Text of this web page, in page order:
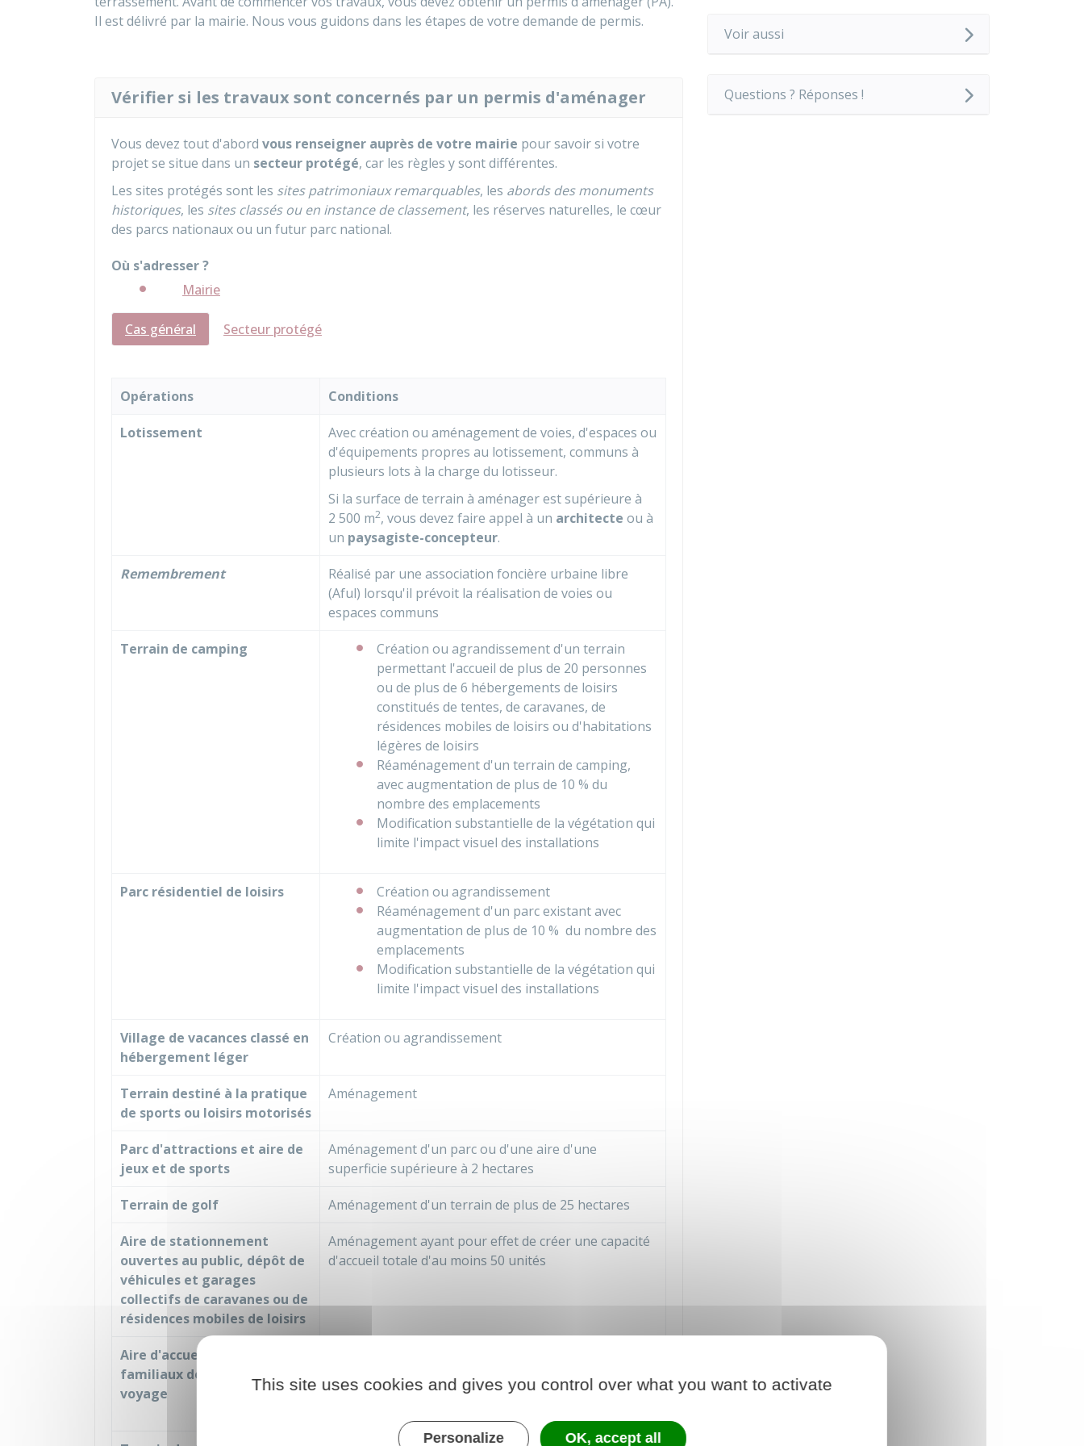
Il est délivré par la mairie. Nous vous guidons dans les étapes de votre demande de permis.
Vérifier si les travaux sont concernés par un permis d'aménager
Vous devez tout d'abord vous renseigner auprès de votre mairie pour savoir si votre
projet se situe dans un secteur protégé, car les règles y sont différentes.
Les sites protégés sont les sites patrimoniaux remarquables, les abords des monuments
historiques, les sites classés ou en instance de classement, les réserves naturelles, le cœur
des parcs nationaux ou un futur parc national.
Où s'adresser ?
Mairie
Cas général Secteur protégé
Opérations Conditions
Lotissement
Avec création ou aménagement de voies, d'espaces ou
d'équipements propres au lotissement, communs à
plusieurs lots à la charge du lotisseur.
Si la surface de terrain à aménager est supérieure à
2 500 m2, vous devez faire appel à un architecte ou à
un paysagiste-concepteur.
Remembrement
Réalisé par une association foncière urbaine libre
(Aful) lorsqu'il prévoit la réalisation de voies ou
espaces communs
Terrain de camping
Création ou agrandissement d'un terrain
permettant l'accueil de plus de 20 personnes
ou de plus de 6 hébergements de loisirs
constitués de tentes, de caravanes, de
résidences mobiles de loisirs ou d'habitations
légères de loisirs
Réaménagement d'un terrain de camping,
avec augmentation de plus de 10 % du
nombre des emplacements
Modification substantielle de la végétation qui
limite l'impact visuel des installations
Parc résidentiel de loisirs
Création ou agrandissement
Réaménagement d'un parc existant avec
augmentation de plus de 10 % du nombre des
emplacements
Modification substantielle de la végétation qui
limite l'impact visuel des installations
Village de vacances classé en
hébergement léger
Création ou agrandissement
Terrain destiné à la pratique
de sports ou loisirs motorisés
Aménagement
Parc d'attractions et aire de
jeux et de sports
Aménagement d'un parc ou d'une aire d'une
superficie supérieure à 2 hectares
Terrain de golf Aménagement d'un terrain de plus de 25 hectares
Aire de stationnement
ouvertes au public, dépôt de
véhicules et garages
collectifs de caravanes ou de
résidences mobiles de loisirs
Aménagement ayant pour effet de créer une capacité
d'accueil totale d'au moins 50 unités
Aire d'accueil et terrains
familiaux des gens du
voyage
permettre l'installation de plus de 2 résidences
mobiles constituant l'habitat permanent de leur
Voir aussi
Questions ? Réponses !
This site uses cookies and gives you control over what you want to activate
Personalize OK, accept all